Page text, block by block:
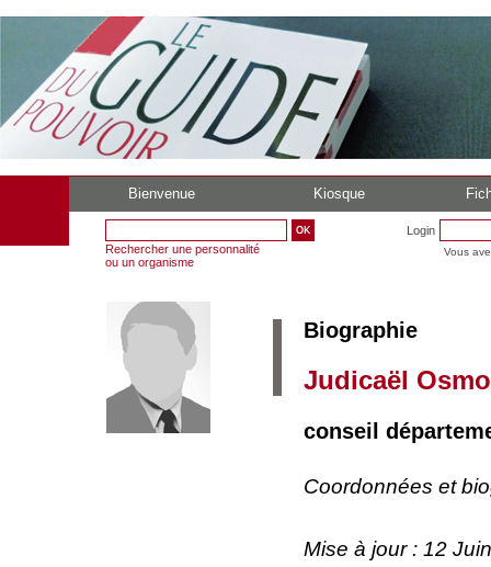
Bienvenue Kiosque
Rechercher une personnalité
ou un organisme
Login
Vous
Biographie
Judicaël
conseil
Coordonnées et
Mise à jour : 12